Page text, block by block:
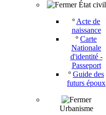
État civil
º Acte de
naissance
º Carte
Nationale
d'identité -
Passeport
º Guide des
futurs époux
Urbanisme